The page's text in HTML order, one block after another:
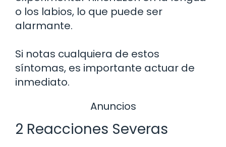
o los labios, lo que puede ser
alarmante.
Si notas cualquiera de estos
síntomas, es importante actuar de
inmediato.
Anuncios
2 Reacciones Severas